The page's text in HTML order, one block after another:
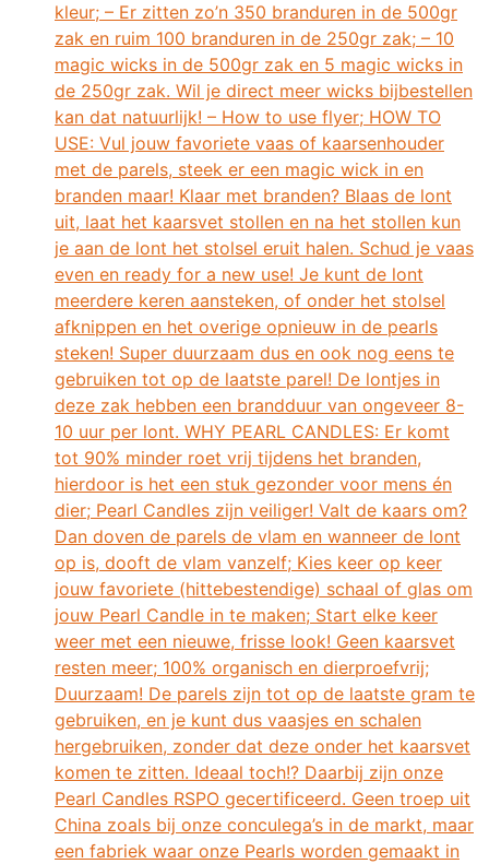
kleur; – Er zitten zo’n 350 branduren in de 500gr
zak en ruim 100 branduren in de 250gr zak; – 10
magic wicks in de 500gr zak en 5 magic wicks in
de 250gr zak. Wil je direct meer wicks bijbestellen
kan dat natuurlijk! – How to use flyer; HOW TO
USE: Vul jouw favoriete vaas of kaarsenhouder
met de parels, steek er een magic wick in en
branden maar! Klaar met branden? Blaas de lont
uit, laat het kaarsvet stollen en na het stollen kun
je aan de lont het stolsel eruit halen. Schud je vaas
even en ready for a new use! Je kunt de lont
meerdere keren aansteken, of onder het stolsel
afknippen en het overige opnieuw in de pearls
steken! Super duurzaam dus en ook nog eens te
gebruiken tot op de laatste parel! De lontjes in
deze zak hebben een brandduur van ongeveer 8-
10 uur per lont. WHY PEARL CANDLES: Er komt
tot 90% minder roet vrij tijdens het branden,
hierdoor is het een stuk gezonder voor mens én
dier; Pearl Candles zijn veiliger! Valt de kaars om?
Dan doven de parels de vlam en wanneer de lont
op is, dooft de vlam vanzelf; Kies keer op keer
jouw favoriete (hittebestendige) schaal of glas om
jouw Pearl Candle in te maken; Start elke keer
weer met een nieuwe, frisse look! Geen kaarsvet
resten meer; 100% organisch en dierproefvrij;
Duurzaam! De parels zijn tot op de laatste gram te
gebruiken, en je kunt dus vaasjes en schalen
hergebruiken, zonder dat deze onder het kaarsvet
komen te zitten. Ideaal toch!? Daarbij zijn onze
Pearl Candles RSPO gecertificeerd. Geen troep uit
China zoals bij onze conculega’s in de markt, maar
een fabriek waar onze Pearls worden gemaakt in